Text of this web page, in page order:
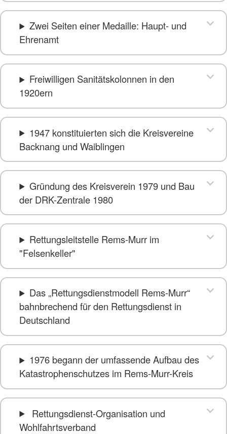
Zwei Seiten einer Medaille: Haupt- und
Ehrenamt
Freiwilligen Sanitätskolonnen in den
1920ern
1947 konstituierten sich die Kreisvereine
Backnang und Waiblingen
Gründung des Kreisverein 1979 und Bau
der DRK-Zentrale 1980
Rettungsleitstelle Rems-Murr im
"Felsenkeller"
Das „Rettungsdienstmodell Rems-Murr“
bahnbrechend für den Rettungsdienst in
Deutschland
1976 begann der umfassende Aufbau des
Katastrophenschutzes im Rems-Murr-Kreis
Rettungsdienst-Organisation und
Wohlfahrtsverband